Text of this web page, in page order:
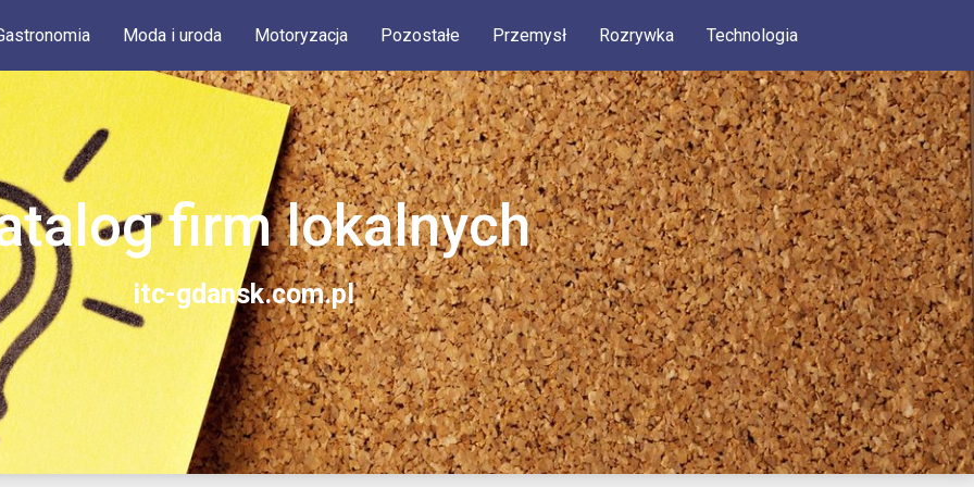
Moda i uroda Motoryzacja Pozostałe Przemysł Rozrywka Technologia
firm lokalnych
itc-gdansk.com.pl